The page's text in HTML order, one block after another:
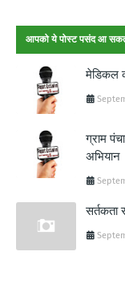
आपको ये पोस्ट पसंद आ
मेडिकल
ग्राम
अभियान
सर्तकता